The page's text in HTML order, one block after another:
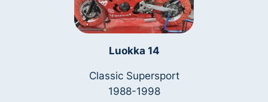
Luokka 14
Classic Supersport
1988-1998